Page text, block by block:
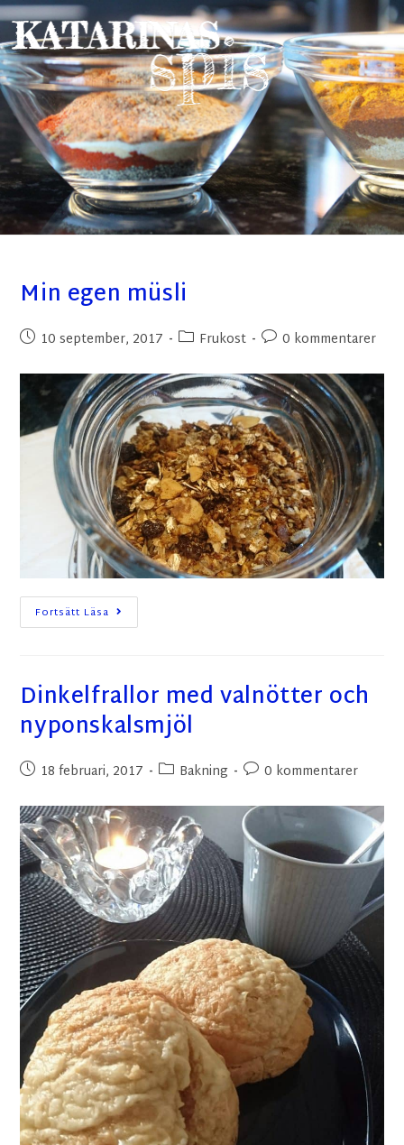
Min egen müsli
10 september, 2017 Frukost 0 kommentarer
Fortsätt Läsa
Dinkelfrallor med valnötter och
nyponskalsmjöl
18 februari, 2017 Bakning 0 kommentarer